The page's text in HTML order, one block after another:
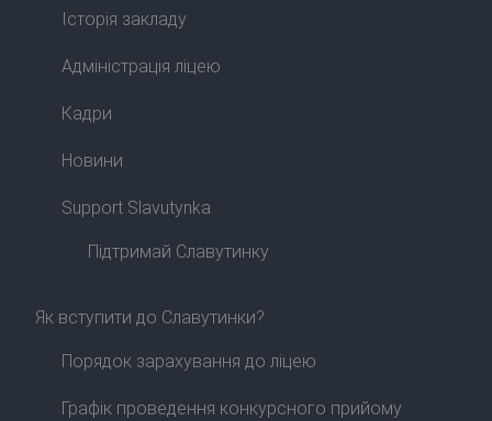
Історія закладу
Адміністрація ліцею
Кадри
Новини
Support Slavutynka
Підтримай Славутинку
Як вступити до Славутинки?
Порядок зарахування до ліцею
Графік проведення конкурсного прийому